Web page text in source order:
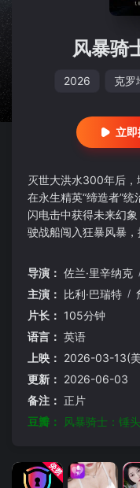
风暴骑
2026 克罗
立
灭世大洪水300年后
在永生精英“缔造者”
闪电击中获得未来幻
驶战船闯入狂暴风暴，
导演： 佐兰·里辛纳克
主演： 比利·巴瑞特 /
片长： 105分钟
语言： 英语
上映： 2026-03-13(
更新： 2026-06-03
备注： 正片
豆瓣：
风暴骑士：锤